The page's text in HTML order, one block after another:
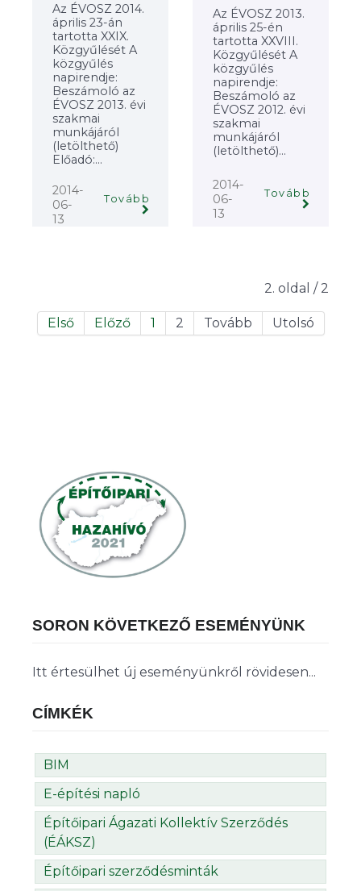
Az ÉVOSZ 2014.
április 23-án
tartotta XXIX.
Közgyűlését A
közgyűlés
napirendje:
Beszámoló az
ÉVOSZ 2013. évi
szakmai
munkájáról
(letölthető)
Előadó:...
2014-
06-
13
Tovább
Az ÉVOSZ 2013.
április 25-én
tartotta XXVIII.
Közgyűlését A
közgyűlés
napirendje:
Beszámoló az
ÉVOSZ 2012. évi
szakmai
munkájáról
(letölthető)...
2014-
06-
13
Tovább
2. oldal / 2
Első Előző 1 2 Tovább Utolsó
SORON KÖVETKEZŐ ESEMÉNYÜNK
Itt értesülhet új eseményünkről rövidesen...
CÍMKÉK
BIM
E-építési napló
Építőipari Ágazati Kollektív Szerződés
(ÉÁKSZ)
Építőipari szerződésminták